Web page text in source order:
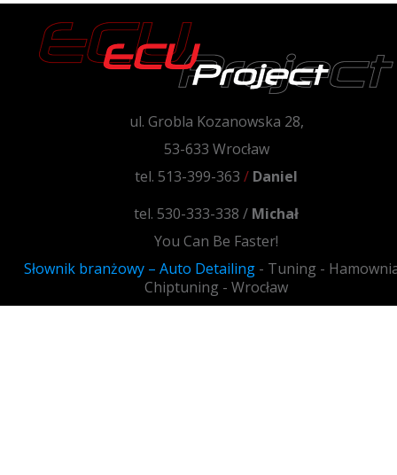
ul. Grobla Kozanowska 28,
53-633 Wrocław
tel. 513-399-363 / Daniel
tel. 530-333-338 / Michał
You Can Be Faster!
Słownik branżowy – Auto Detailing - Tuning -
Chiptuning - Wrocław